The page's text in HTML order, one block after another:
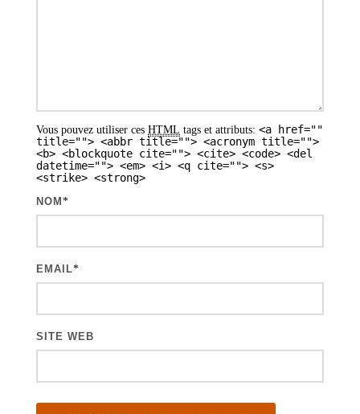
Vous pouvez utiliser ces HTML tags et attributs: <a href=""
title=""> <abbr title=""> <acronym title="">
<b> <blockquote cite=""> <cite> <code> <del
datetime=""> <em> <i> <q cite=""> <s>
<strike> <strong>
NOM *
EMAIL*
SITE WEB